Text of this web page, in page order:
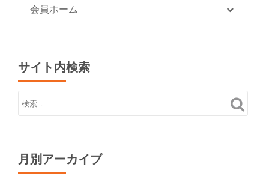
会員ホーム
サイト内検索
月別アーカイブ